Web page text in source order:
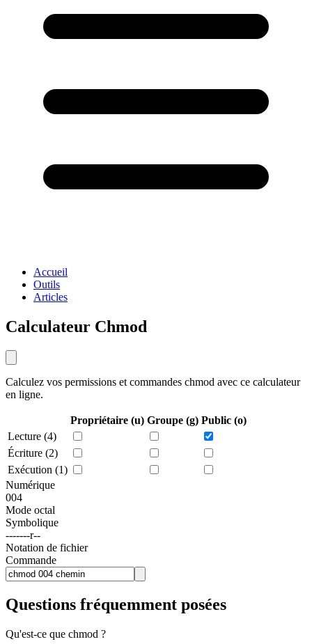
Accueil
Outils
Articles
Calculateur Chmod
Calculez vos permissions et commandes chmod avec ce calculateur
en ligne.
Propriétaire (u) Groupe (g) Public (o)
Lecture (4)
Écriture (2)
Exécution (1)
Numérique
004
Mode octal
Symbolique
-------r--
Notation de fichier
Commande
Questions fréquemment posées
Qu'est-ce que chmod ?